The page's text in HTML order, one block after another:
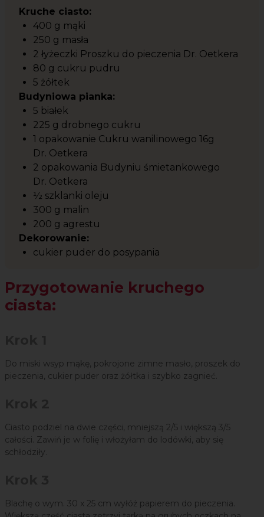
Kruche ciasto:
400 g mąki
250 g masła
2 łyżeczki Proszku do pieczenia Dr. Oetkera
80 g cukru pudru
5 żółtek
Budyniowa pianka:
5 białek
225 g drobnego cukru
1 opakowanie Cukru wanilinowego 16g
Dr. Oetkera
2 opakowania Budyniu śmietankowego
Dr. Oetkera
½ szklanki oleju
300 g malin
200 g agrestu
Dekorowanie:
cukier puder do posypania
Przygotowanie kruchego
ciasta:
Do miski wsyp mąkę, pokrojone zimne masło, proszek do
pieczenia, cukier puder oraz żółtka i szybko zagnieć.
Ciasto podziel na dwie części, mniejszą 2/5 i większą 3/5
całości. Zawiń je w folię i włożyłam do lodówki, aby się
schłodziły.
Blachę o wym. 30 x 25 cm wyłóż papierem do pieczenia.